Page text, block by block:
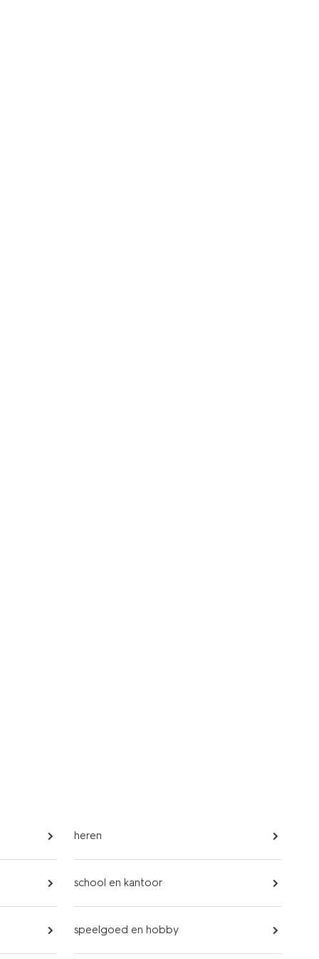
heren
school en kantoor
speelgoed en hobby